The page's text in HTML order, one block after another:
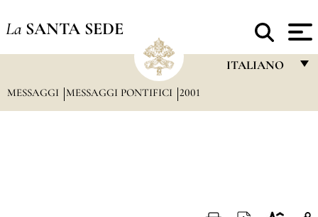
La SANTA SEDE
ITALIANO
MESSAGGI MESSAGGI PONTIFICI 2001